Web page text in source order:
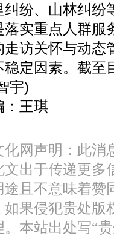
纠纷、山林纠
落实重点人群服
走访关怀与动态
稳定因素。截至
宇)
王琪
化网声明：此消
文出于传递更
途且不意味着赞
如果侵犯贵处版
。本站出处写“